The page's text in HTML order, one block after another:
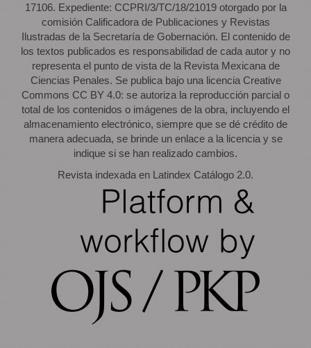
17106. Expediente: CCPRI/3/TC/18/21019 otorgado por la
comisión Calificadora de Publicaciones y Revistas
Ilustradas de la Secretaría de Gobernación. El contenido de
los textos publicados es responsabilidad de cada autor y no
representa el punto de vista de la Revista Mexicana de
Ciencias Penales. Se publica bajo una licencia Creative
Commons CC BY 4.0: se autoriza la reproducción parcial o
total de los contenidos o imágenes de la obra, incluyendo el
almacenamiento electrónico, siempre que se dé crédito de
manera adecuada, se brinde un enlace a la licencia y se
indique si se han realizado cambios.
Revista indexada en Latindex Catálogo 2.0.